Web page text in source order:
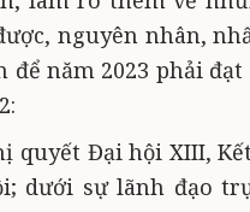
nguyên nhân,
để năm 2023 phải
quyết Đại hội XIII,
dưới sự lãnh đạo